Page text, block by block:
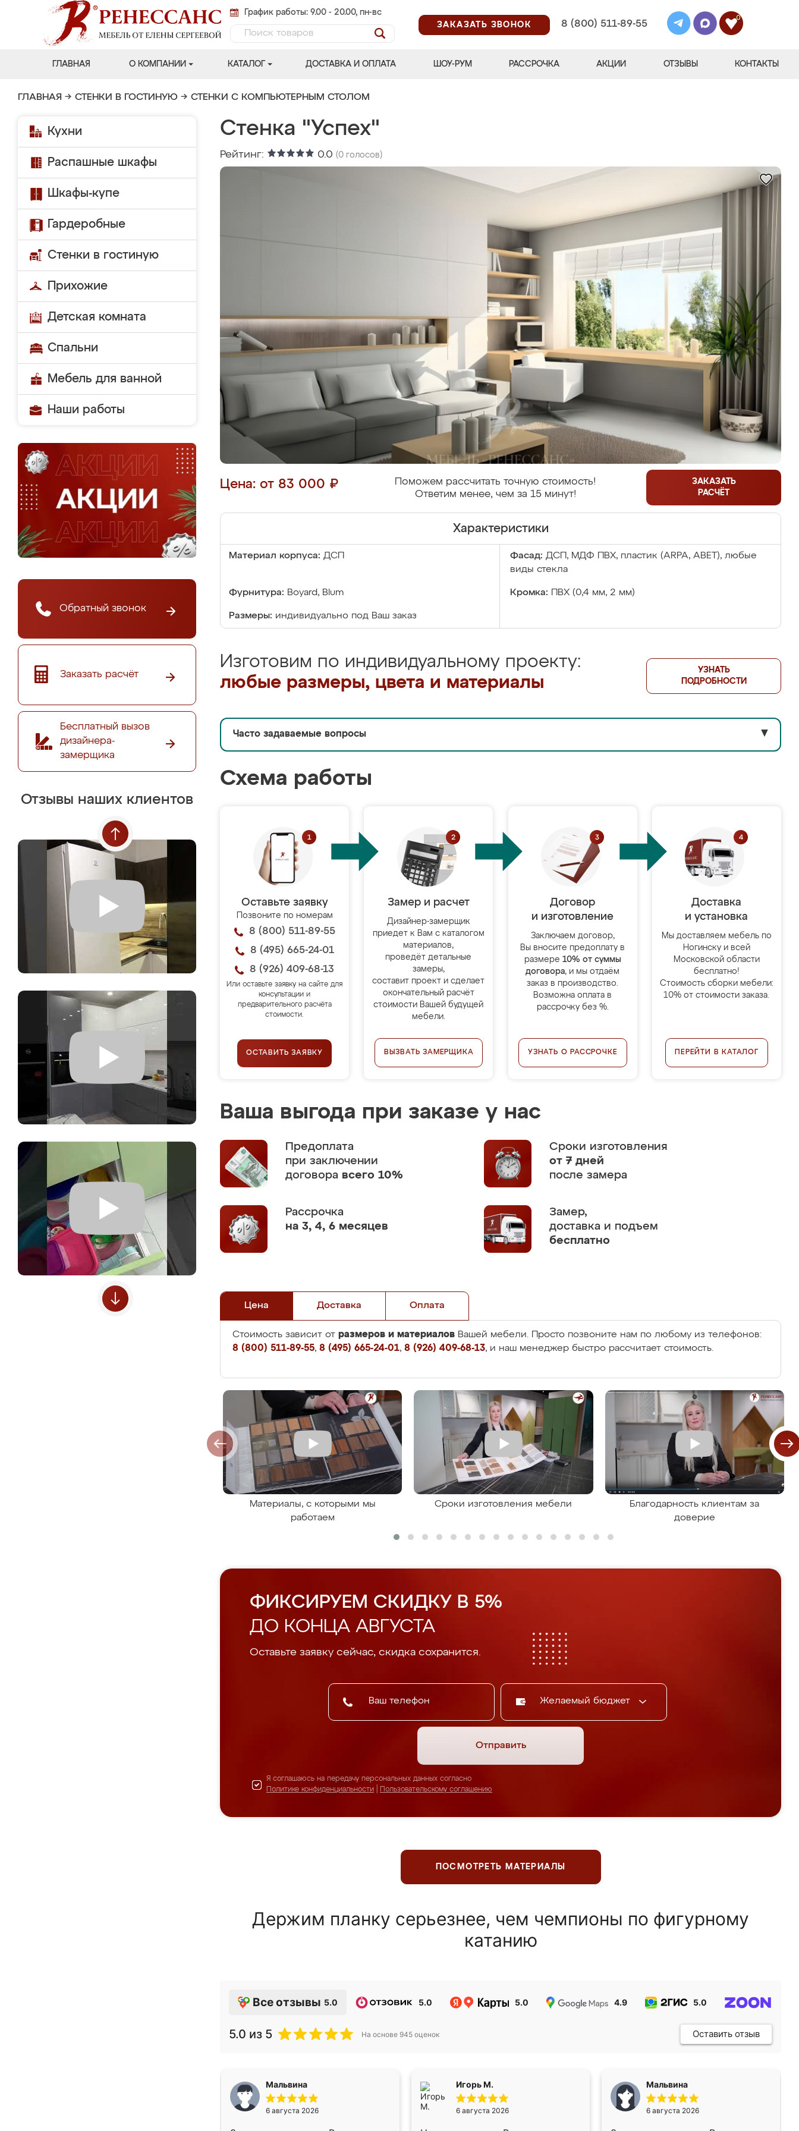
График работы: 9.00 - 20.00, пн-вс
ЗАКАЗАТЬ ЗВОНОК
8 (800) 511-89-55
0
ГЛАВНАЯ О КОМПАНИИ КАТАЛОГ ДОСТАВКА И ОПЛАТА ШОУ-РУМ РАССРОЧКА АКЦИИ ОТЗЫВЫ КОНТАКТЫ
ГЛАВНАЯ → СТЕНКИ В ГОСТИНУЮ → СТЕНКИ С КОМПЬЮТЕРНЫМ СТОЛОМ
Кухни
Распашные шкафы
Шкафы-купе
Гардеробные
Стенки в гостиную
Прихожие
Детская комната
Спальни
Мебель для ванной
Наши работы
Обратный звонок
Заказать расчёт
Бесплатный вызов
дизайнера-
замерщика
Отзывы наших клиентов
Стенка "Успех"
Рейтинг: 0.0 (0 голосов)
Цена: от 83 000 ₽
Поможем рассчитать точную стоимость!
Ответим менее, чем за 15 минут!
ЗАКАЗАТЬ
РАСЧЁТ
Характеристики
Материал корпуса: ДСП Фасад: ДСП, МДФ ПВХ, пластик (ARPA, ABET), любые
виды стекла
Фурнитура: Boyard, Blum Кромка: ПВХ (0,4 мм, 2 мм)
Размеры: индивидуально под Ваш заказ
Изготовим по индивидуальному проекту:
любые размеры, цвета и материалы
УЗНАТЬ
ПОДРОБНОСТИ
Часто задаваемые вопросы ▼
Схема работы
Оставьте заявку
Позвоните по номерам
8 (800) 511-89-55
8 (495) 665-24-01
8 (926) 409-68-13
Или оставьте заявку на сайте для
консультации и
предварительного расчёта
стоимости.
ОСТАВИТЬ ЗАЯВКУ
Замер и расчет
Дизайнер-замерщик
приедет к Вам с каталогом
материалов,
проведёт детальные
замеры,
составит проект и сделает
окончательный расчёт
стоимости Вашей будущей
мебели.
ВЫЗВАТЬ ЗАМЕРЩИКА
Договор
и изготовление
Заключаем договор,
Вы вносите предоплату в
размере 10% от суммы
договора, и мы отдаём
заказ в производство.
Возможна оплата в
рассрочку без %.
УЗНАТЬ О РАССРОЧКЕ
Доставка
и установка
Мы доставляем мебель по
Ногинску и всей
Московской области
бесплатно!
Стоимость сборки мебели:
10% от стоимости заказа.
ПЕРЕЙТИ В КАТАЛОГ
Ваша выгода при заказе у нас
Предоплата
при заключении
договора всего 10%
Сроки изготовления
от 7 дней
после замера
Рассрочка
на 3, 4, 6 месяцев
Замер,
доставка и подъем
бесплатно
Цена Доставка Оплата
Стоимость зависит от размеров и материалов Вашей мебели. Просто позвоните нам по любому из телефонов:
8 (800) 511-89-55, 8 (495) 665-24-01, 8 (926) 409-68-13, и наш менеджер быстро рассчитает стоимость.
Материалы, с которыми мы
работаем
Сроки изготовления мебели
Благодарность клиентам за
доверие
ФИКСИРУЕМ СКИДКУ В 5%
ДО КОНЦА АВГУСТА
Оставьте заявку сейчас, скидка сохранится.
Желаемый бюджет
Отправить
Я соглашаюсь на передачу персональных данных согласно
Политике конфиденциальности
Пользовательскому соглашению
ПОСМОТРЕТЬ МАТЕРИАЛЫ
Держим планку серьезнее, чем чемпионы по фигурному
катанию
Все отзывы 5.0 5.0 5.0 4.9 5.0
5.0 из 5 На основе 945 оценок Оставить отзыв
Мальвина
6 августа 2026
Игорь М.
6 августа 2026
Мальвина
6 августа 2026